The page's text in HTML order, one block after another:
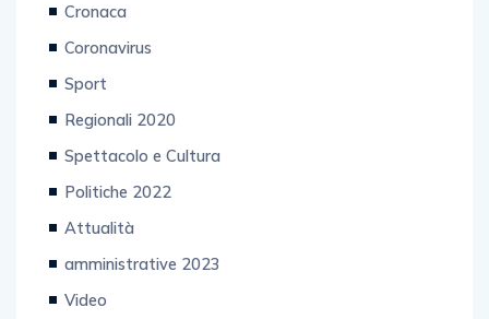
Cronaca
Coronavirus
Sport
Regionali 2020
Spettacolo e Cultura
Politiche 2022
Attualità
amministrative 2023
Video